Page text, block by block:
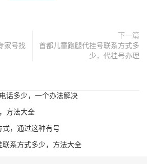
家号找
下一篇
首都儿童跑腿代挂号联系方式多
少，代挂号办理
话多少，一个办法解决
方法大全
式，通过这种有号
联系方式多少，方法大全